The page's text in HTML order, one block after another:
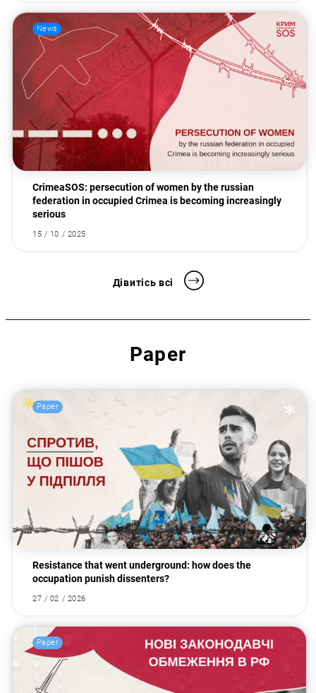
News
CrimeaSOS: persecution of women by the russian
federation in occupied Crimea is becoming increasingly
serious
15 / 10 / 2025
Дівитісь всі
Paper
Paper
Resistance that went underground: how does the
occupation punish dissenters?
27 / 02 / 2026
Paper